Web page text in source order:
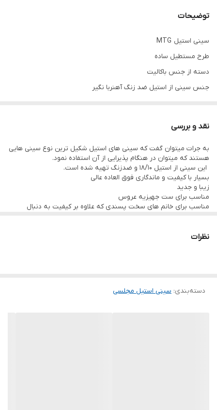
طرح دسته
۲سال‌گارانتی
توضیحات
سینی استیل MTG
طرح مستطیل ساده
دسته از جنس باکالیت
جنس سینی از استیل ضد زنگ آهنربا نگیر
در سایز کوچک 9 الی 12 فنجان جا می‌شود.
در سایز بزرگ 12 الی 15 فنجان جا می‌شود.
همچنین می توانید این ۲سینی را با هم تهیه کنید.
نقد و بررسی
به جرات میتوان گفت که سینی های استیل شکیل ترین نوع سینی هایی
هستند که میتوان در هنگام پذیرایی از آن استفاده نمود.
این سینی از استیل 18/10 و ضدزنگ تهیه شده است.
بسیار با کیفیت و ماندگاری فوق العاده عالی
زیبا و جدید
مناسب برای ست جهیزیه عروس
مناسب برای خانم های سخت پسندی که علاوه بر کیفیت به دنبال
نظرات
دسته‌بندی: سینی استیل مجلسی